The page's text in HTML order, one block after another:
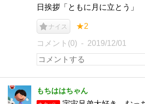
日挨拶「ともに月に立とう」
ナイス ★2
コメント(0) 2019/12/01
もちははちゃん